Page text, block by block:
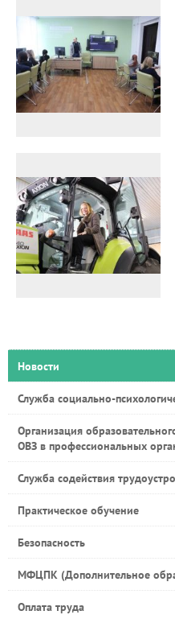
Новости
Служба социально-
Организация
ОВЗ в профессиональных
Служба содействия
Практическое обучение
Безопасность
МФЦПК (Дополнительное
Оплата труда